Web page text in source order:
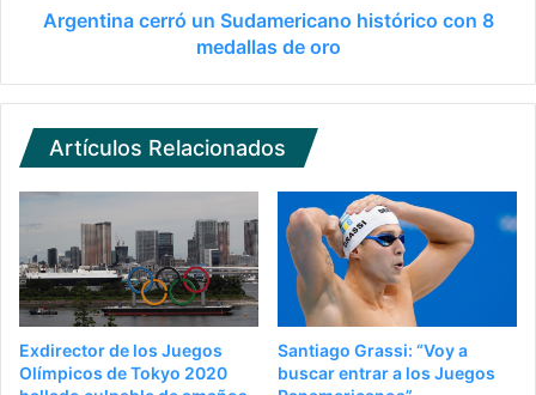
Argentina cerró un Sudamericano histórico con 8
medallas de oro
Artículos Relacionados
Exdirector de los Juegos
Olímpicos de Tokyo 2020
Santiago Grassi: “Voy a
buscar entrar a los Juegos